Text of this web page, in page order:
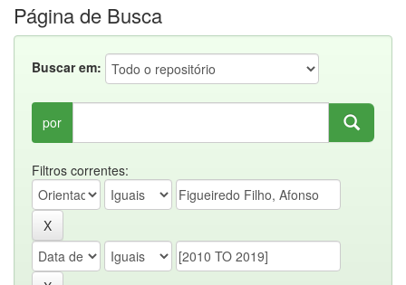
Página de Busca
Buscar em:
por
Filtros correntes: